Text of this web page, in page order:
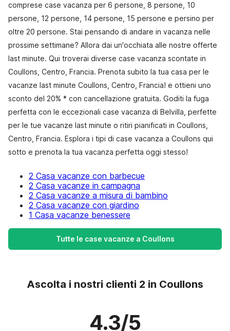
comprese case vacanza per 6 persone, 8 persone, 10
persone, 12 persone, 14 persone, 15 persone e persino per
oltre 20 persone. Stai pensando di andare in vacanza nelle
prossime settimane? Allora dai un'occhiata alle nostre offerte
last minute. Qui troverai diverse case vacanza scontate in
Coullons, Centro, Francia. Prenota subito la tua casa per le
vacanze last minute Coullons, Centro, Francia! e ottieni uno
sconto del 20% * con cancellazione gratuita. Goditi la fuga
perfetta con le eccezionali case vacanza di Belvilla, perfette
per le tue vacanze last minute o ritiri pianificati in Coullons,
Centro, Francia. Esplora i tipi di case vacanza a Coullons qui
sotto e prenota la tua vacanza perfetta oggi stesso!
2 Casa vacanze con barbecue
2 Casa vacanze in campagna
2 Casa vacanze a misura di bambino
2 Casa vacanze con giardino
1 Casa vacanze benessere
Tutte le case vacanze a Coullons
Ascolta i nostri clienti 2 in Coullons
4.3/5